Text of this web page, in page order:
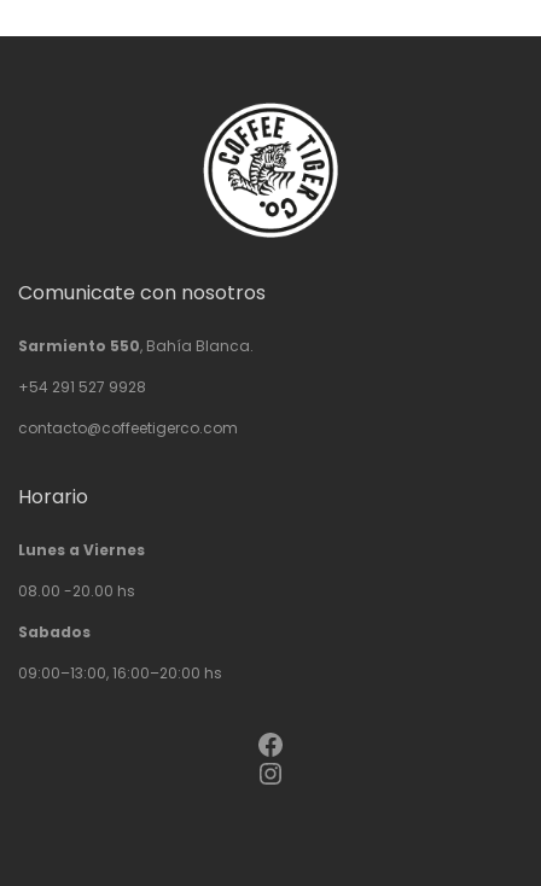
Comunicate con nosotros
Sarmiento 550, Bahía Blanca.
+54 291 527 9928
contacto@coffeetigerco.com
Horario
Lunes a Viernes
08.00 -20.00 hs
Sabados
09:00–13:00, 16:00–20:00 hs
Facebook
Instagram